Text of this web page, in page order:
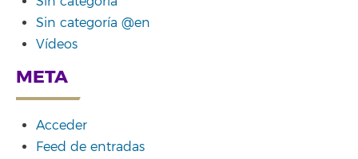
Sin categoría @en
Vídeos
META
Acceder
Feed de entradas